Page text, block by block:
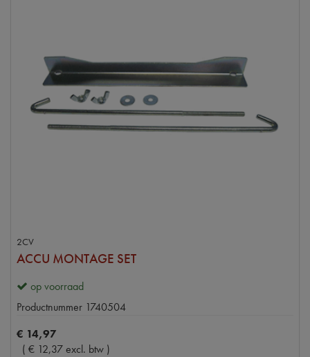
2CV
ACCU MONTAGE SET
op voorraad
Productnummer 1740504
€ 14,97
( € 12,37excl. btw )